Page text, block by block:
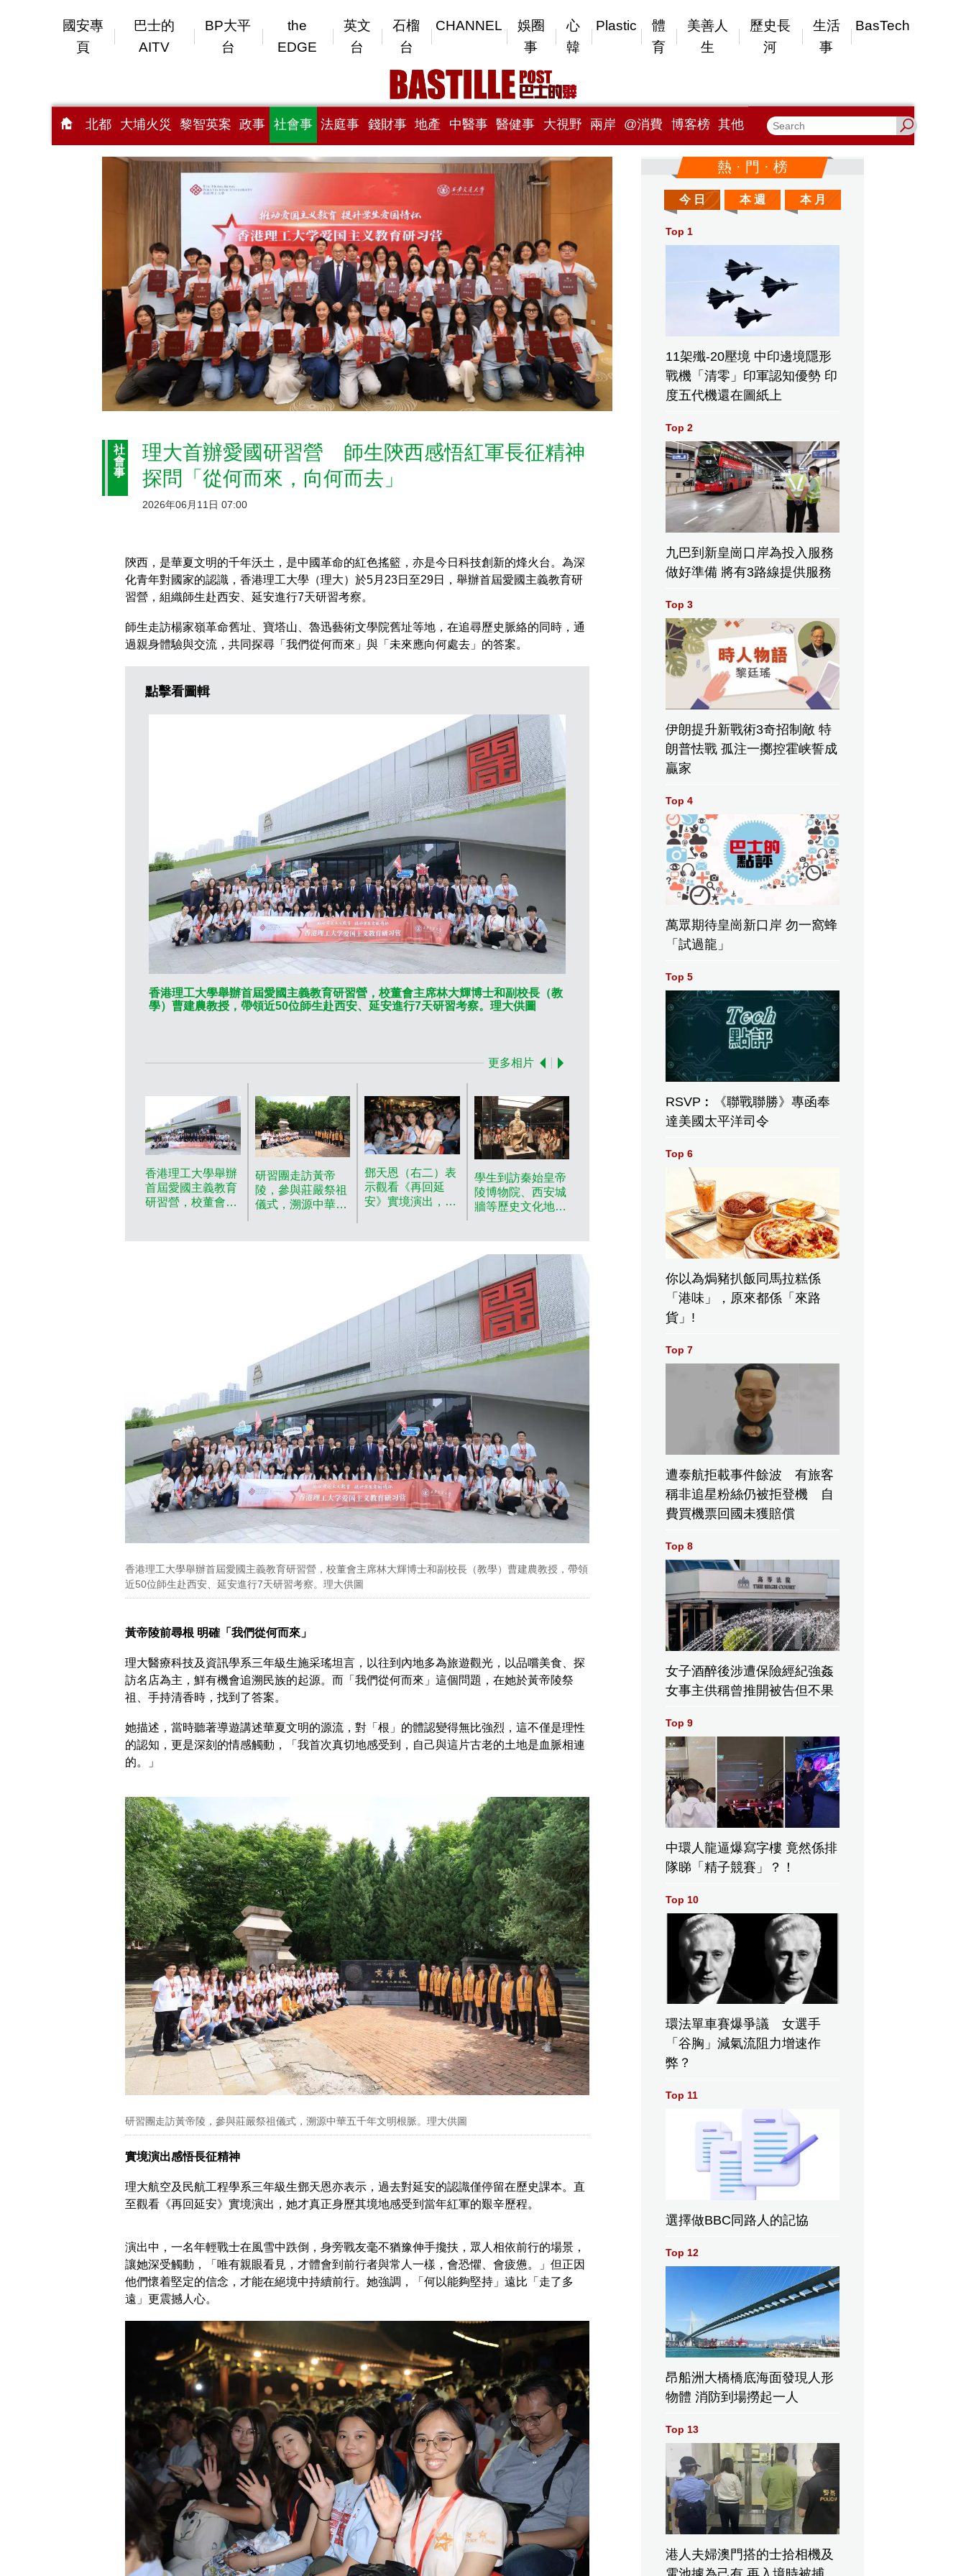
國安專
頁
巴士的
AITV
BP大平
台
the
EDGE
英文
台
石榴
台
CHANNEL
娛圈
事
心
韓
Plastic
體
育
美善人
生
歷史長
河
生活
事
BasTech
北都 大埔火災 黎智英案 政事 社會事 法庭事 錢財事 地產 中醫事 醫健事 大視野 兩岸 @消費 博客榜 其他
社
會
事
理大首辦愛國研習營 師生陝西感悟紅軍長征精神
探問「從何而來，向何而去」
2026年06月11日 07:00
陝西，是華夏文明的千年沃土，是中國革命的紅色搖籃，亦是今日科技創新的烽火台。為深
化青年對國家的認識，香港理工大學（理大）於5月23日至29日，舉辦首屆愛國主義教育研
習營，組織師生赴西安、延安進行7天研習考察。
師生走訪楊家嶺革命舊址、寶塔山、魯迅藝術文學院舊址等地，在追尋歷史脈絡的同時，通
過親身體驗與交流，共同探尋「我們從何而來」與「未來應向何處去」的答案。
點擊看圖輯
香港理工大學舉辦首屆愛國主義教育研習營，校董會主席林大輝博士和副校長（教
學）曹建農教授，帶領近50位師生赴西安、延安進行7天研習考察。理大供圖
研習團走訪黃帝陵，參與莊嚴祭祖儀式，溯源中華五千年文明根脈。理大供圖
更多相片
香港理工大學舉辦
首屆愛國主義教育
研習營，校董會主
農教授，帶領近50
研習團走訪黃帝
陵，參與莊嚴祭祖
儀式，溯源中華五
鄧天恩（右二）表
示觀看《再回延
安》實境演出，能
程。理大供圖
學生到訪秦始皇帝
陵博物院、西安城
牆等歷史文化地
理大校董會主席林
大輝博士，寄語學
生畢業後在發展個
人事業的同時，要
融入國家發展大
局。理大供圖
兩地學生互動。理
大供圖
香港理工大學舉辦首屆愛國主義教育研習營，校董會主席林大輝博士和副校長（教學）曹建農教授，帶領
近50位師生赴西安、延安進行7天研習考察。理大供圖
黃帝陵前尋根 明確「我們從何而來」
理大醫療科技及資訊學系三年級生施采瑤坦言，以往到內地多為旅遊觀光，以品嚐美食、探
訪名店為主，鮮有機會追溯民族的起源。而「我們從何而來」這個問題，在她於黃帝陵祭
祖、手持清香時，找到了答案。
她描述，當時聽著導遊講述華夏文明的源流，對「根」的體認變得無比強烈，這不僅是理性
的認知，更是深刻的情感觸動，「我首次真切地感受到，自己與這片古老的土地是血脈相連
的。」
研習團走訪黃帝陵，參與莊嚴祭祖儀式，溯源中華五千年文明根脈。理大供圖
實境演出感悟長征精神
理大航空及民航工程學系三年級生鄧天恩亦表示，過去對延安的認識僅停留在歷史課本。直
至觀看《再回延安》實境演出，她才真正身歷其境地感受到當年紅軍的艱辛歷程。
演出中，一名年輕戰士在風雪中跌倒，身旁戰友毫不猶豫伸手攙扶，眾人相依前行的場景，
讓她深受觸動，「唯有親眼看見，才體會到前行者與常人一樣，會恐懼、會疲憊。」但正因
他們懷着堅定的信念，才能在絕境中持續前行。她強調，「何以能夠堅持」遠比「走了多
遠」更震撼人心。
熱 · 門 · 榜
今 日 本 週 本 月
Top 1
11架殲-20壓境 中印邊境隱形
戰機「清零」印軍認知優勢 印
度五代機還在圖紙上
Top 2
九巴到新皇崗口岸為投入服務
做好準備 將有3路線提供服務
Top 3
伊朗提升新戰術3奇招制敵 特
朗普怯戰 孤注一擲控霍峡誓成
贏家
Top 4
萬眾期待皇崗新口岸 勿一窩蜂
「試過龍」
Top 5
RSVP︰《聯戰聯勝》專函奉
達美國太平洋司令
Top 6
你以為焗豬扒飯同馬拉糕係
「港味」，原來都係「來路
貨」!
Top 7
遭泰航拒載事件餘波 有旅客
稱非追星粉絲仍被拒登機 自
費買機票回國未獲賠償
Top 8
女子酒醉後涉遭保險經紀強姦
女事主供稱曾推開被告但不果
Top 9
中環人龍逼爆寫字樓 竟然係排
隊睇「精子競賽」？！
Top 10
環法單車賽爆爭議 女選手
「谷胸」減氣流阻力增速作
弊？
Top 11
選擇做BBC同路人的記協
Top 12
昂船洲大橋橋底海面發現人形
物體 消防到場撈起一人
Top 13
港人夫婦澳門搭的士拾相機及